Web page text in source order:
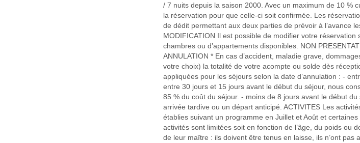
/ 7 nuits depuis la saison 2000. Avec un maximum de 10 %
la réservation pour que celle-ci soit confirmée. Les
de dédit permettant aux deux parties de prévoir à l’avance
MODIFICATION Il est possible de modifier votre
chambres ou d’appartements disponibles. NON
ANNULATION * En cas d’accident, maladie grave,
votre choix) la totalité de votre acompte ou solde dès
appliquées pour les séjours selon la date d’annulation : -
entre 30 jours et 15 jours avant le début du séjour, nous
85 % du coût du séjour. - moins de 8 jours avant le début
arrivée tardive ou un départ anticipé. ACTIVITES Les
établies suivant un programme en Juillet et Août et
activités sont limitées soit en fonction de l’âge, du poids ou
de leur maître : ils doivent être tenus en laisse, ils n’ont